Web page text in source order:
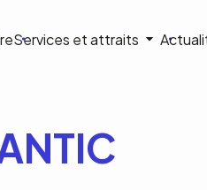
Services et attraits